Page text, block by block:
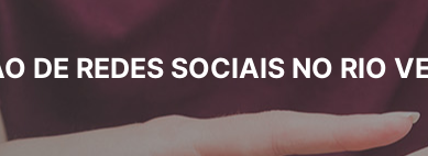
DE REDES SOCIAIS NO RIO